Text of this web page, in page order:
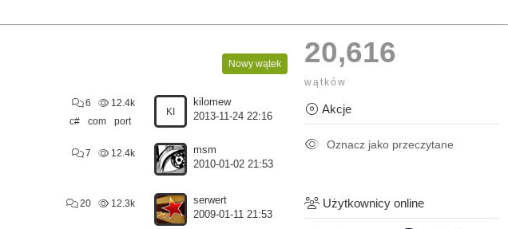
Nowy wątek
6 12.4k
c# com port
KI
kilomew
2013-11-24 22:16
7 12.4k
msm
2010-01-02 21:53
20 12.3k
serwert
2009-01-11 21:53
20,616
wątków
Akcje
Oznacz jako przeczytane
Użytkownicy online